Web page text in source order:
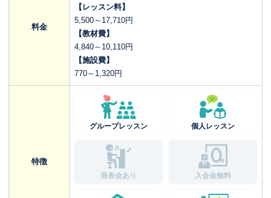
料金
【レッスン料】
5,500～17,710円
【教材費】
4,840～10,110円
【施設費】
770～1,320円
特徴
グループレッスン 個人レッスン
発表会あり 入会金無料